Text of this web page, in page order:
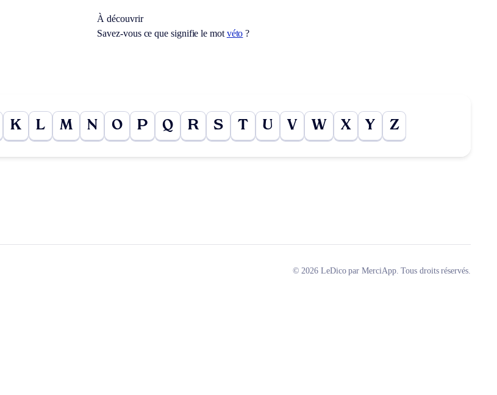
À découvrir
Savez-vous ce que signifie le mot véto ?
K L M N O P Q R S T U V W X Y Z
© 2026 LeDico par MerciApp. Tous droits réservés.